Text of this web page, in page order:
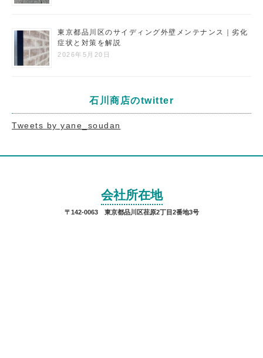
東京都品川区のサイディング外壁メンテナンス｜劣化
症状と対策を解説
2026年5月20日
石川商店のtwitter
Tweets by yane_soudan
会社所在地
〒142-0063 東京都品川区荏原2丁目2番地3号